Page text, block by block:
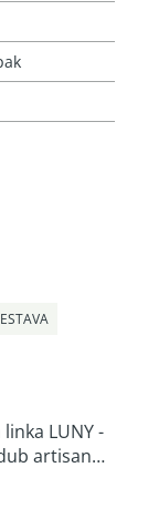
LUNY -
artisan